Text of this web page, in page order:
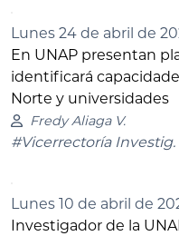
Lunes 24 de abril de
En UNAP presentan
identificará
Norte y universidades
Fredy Aliaga V.
#Vicerrectoría Investig.
Lunes 10 de abril de
Investigador de la